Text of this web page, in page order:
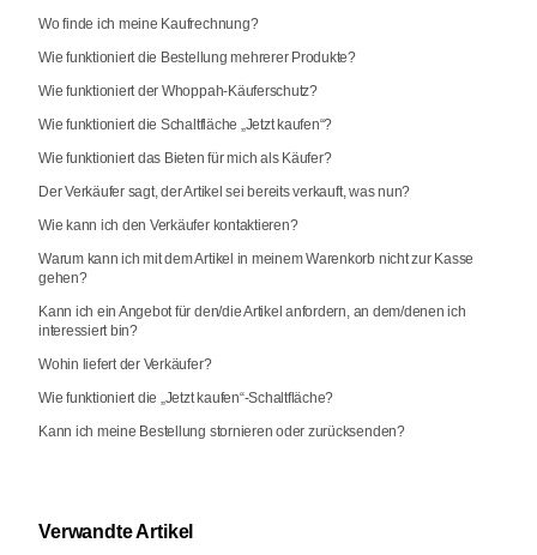
Wo finde ich meine Kaufrechnung?
Wie funktioniert die Bestellung mehrerer Produkte?
Wie funktioniert der Whoppah-Käuferschutz?
Wie funktioniert die Schaltfläche „Jetzt kaufen“?
Wie funktioniert das Bieten für mich als Käufer?
Der Verkäufer sagt, der Artikel sei bereits verkauft, was nun?
Wie kann ich den Verkäufer kontaktieren?
Warum kann ich mit dem Artikel in meinem Warenkorb nicht zur Kasse
gehen?
Kann ich ein Angebot für den/die Artikel anfordern, an dem/denen ich
interessiert bin?
Wohin liefert der Verkäufer?
Wie funktioniert die „Jetzt kaufen“-Schaltfläche?
Kann ich meine Bestellung stornieren oder zurücksenden?
Verwandte Artikel